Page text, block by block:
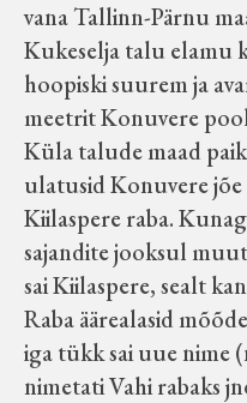
vana Tallinn-Pärnu
Kukeselja talu elamu
hoopiski suurem ja
meetrit Konuvere
Küla talude maad
ulatusid Konuvere jõe
Kiilaspere raba.
sajandite jooksul
sai Kiilaspere, sealt
Raba äärealasid
iga tükk sai uue nime
nimetati Vahi rabaks